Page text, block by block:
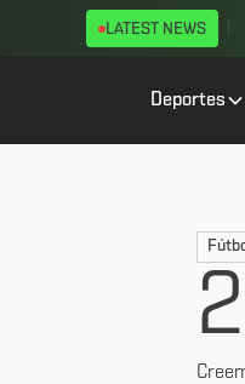
LATEST NEWS
Deportes